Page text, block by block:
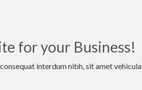
for your Business!
interdum nibh, sit amet vehicula